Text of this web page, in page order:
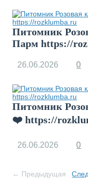
Питомник
Парм https://
26.06.2026 0
Питомник
❤️ https://
26.06.2026 0
← Предыдущая